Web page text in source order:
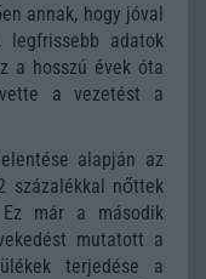
annak, hogy jóval
adatok
a hosszú évek óta
a vezetést a
alapján az
százalékkal nőttek
már a második
mutatott a
terjedése a